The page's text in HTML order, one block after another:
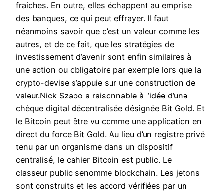
fraiches. En outre, elles échappent au emprise
des banques, ce qui peut effrayer. Il faut
néanmoins savoir que c’est un valeur comme les
autres, et de ce fait, que les stratégies de
investissement d’avenir sont enfin similaires à
une action ou obligatoire par exemple lors que la
crypto-devise s’appuie sur une construction de
valeur.Nick Szabo a raisonnable à l’idée d’une
chèque digital décentralisée désignée Bit Gold. Et
le Bitcoin peut être vu comme une application en
direct du force Bit Gold. Au lieu d’un registre privé
tenu par un organisme dans un dispositif
centralisé, le cahier Bitcoin est public. Le
classeur public senomme blockchain. Les jetons
sont construits et les accord vérifiées par un